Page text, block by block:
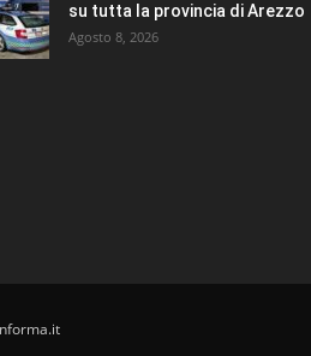
su tutta la provincia di Arezzo
Agosto 8, 2026